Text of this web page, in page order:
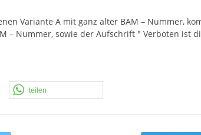
Variante A mit ganz alter BAM – Nummer,
– Nummer, sowie der Aufschrift " Verboten ist
teilen